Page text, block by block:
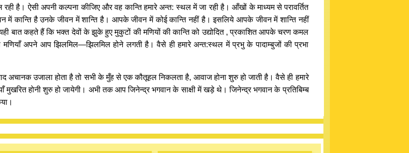
है। ऐसी अपनी कल्पना कीजिए और वह कान्ति हमारे अन्त: स्थल में जा रही है। आँखों के माध्यम से परावर्तित
में कान्ति है उनके जीवन में शान्ति है। आपके जीवन में कोई कान्ति नहीं है। इसलिये आपके जीवन में शान्ति नहीं
बात कहते हैं कि भक्त देवों के झुके हुए मुकुटों की मणियों की कान्ति को उद्योदित , प्रकाशित आपके चरण कमल
अपने आप झिलमिल—झिलमिल होने लगती है। वैसे ही हमारे अन्त:स्थल में प्रभु के पादाम्बुजों की प्रभा
अचानक उजाला होता है तो सभी के मुँह से एक कौतूहल निकलता है, आवाज होना शुरु हो जाती है। वैसे ही हमारे
होनी शुरु हो जायेगी। अभी तक आप जिनेन्द्र भगवान के साक्षी में खड़े थे। जिनेन्द्र भगवान के प्रतिबिम्ब